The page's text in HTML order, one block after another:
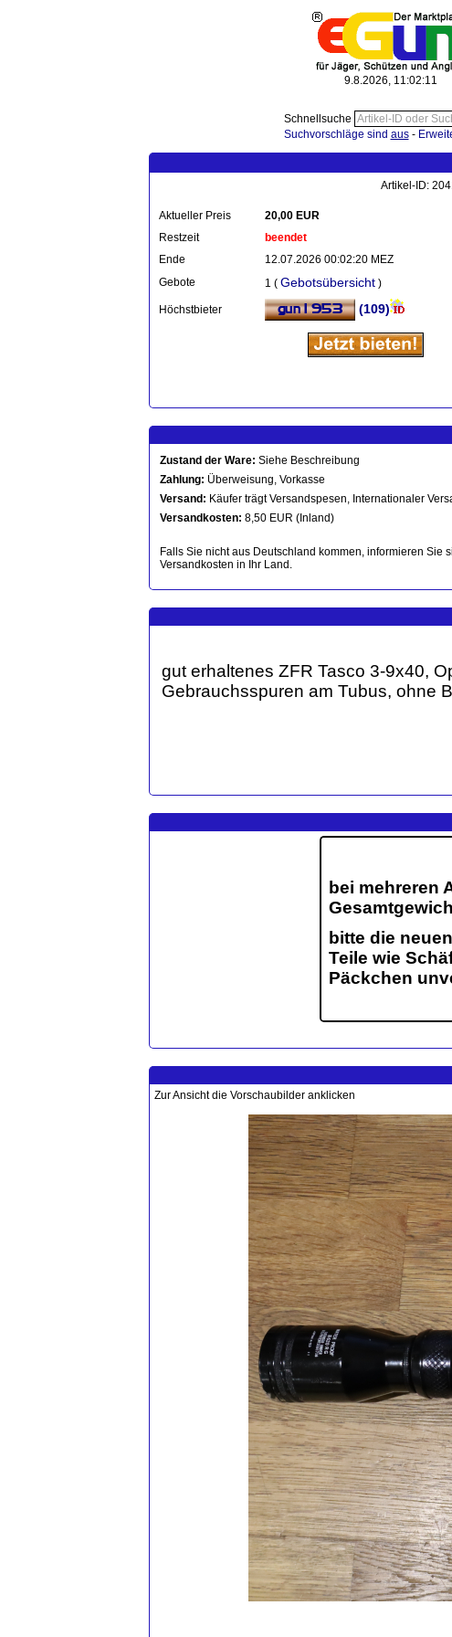
9.8.2026, 11:02:12
Schnellsuche
Suchvorschläge sind aus-
Artikel-ID:
Aktueller Preis
20,00 EUR
Restzeit
beendet
Ende
12.07.2026 00:02:20 MEZ
Gebote
1 ( Gebotsübersicht )
Höchstbieter (109)
Zustand der Ware: Siehe Beschreibung
Zahlung: Überweisung, Vorkasse
Versand: Käufer trägt Versandspesen, Internationaler
Versandkosten: 8,50 EUR (Inland)
Falls Sie nicht aus Deutschland kommen, informieren Sie
Versandkosten in Ihr Land.
gut erhaltenes ZFR Tasco 3-9x40,
Gebrauchsspuren am Tubus, ohne
Zur Ansicht die Vorschaubilder anklicken